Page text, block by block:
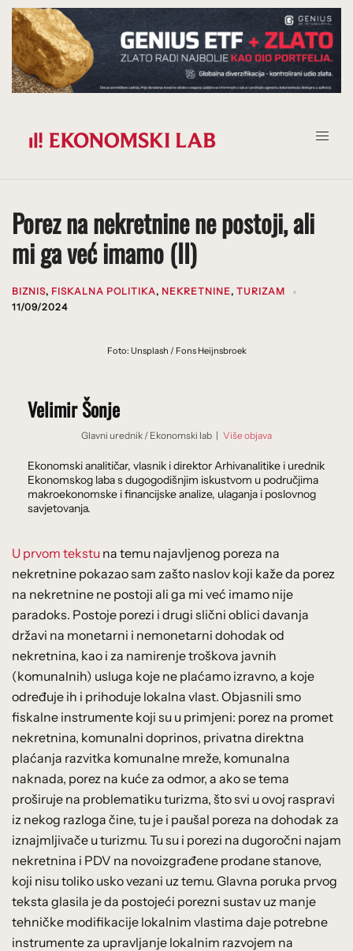
Prijeđi
na
sadržaj
Porez na nekretnine ne postoji, ali
mi ga već imamo (II)
BIZNIS, FISKALNA POLITIKA, NEKRETNINE, TURIZAM
11/09/2024
Foto: Unsplash / Fons Heijnsbroek
Velimir Šonje
Glavni urednik / Ekonomski lab | Više objava
Ekonomski analitičar, vlasnik i direktor Arhivanalitike i urednik
Ekonomskog laba s dugogodišnjim iskustvom u područjima
makroekonomske i financijske analize, ulaganja i poslovnog
savjetovanja.
U prvom tekstu na temu najavljenog poreza na
nekretnine pokazao sam zašto naslov koji kaže da porez
na nekretnine ne postoji ali ga mi već imamo nije
paradoks. Postoje porezi i drugi slični oblici davanja
državi na monetarni i nemonetarni dohodak od
nekretnina, kao i za namirenje troškova javnih
(komunalnih) usluga koje ne plaćamo izravno, a koje
određuje ih i prihoduje lokalna vlast. Objasnili smo
fiskalne instrumente koji su u primjeni: porez na promet
nekretnina, komunalni doprinos, privatna direktna
plaćanja razvitka komunalne mreže, komunalna
naknada, porez na kuće za odmor, a ako se tema
proširuje na problematiku turizma, što svi u ovoj raspravi
iz nekog razloga čine, tu je i paušal poreza na dohodak za
iznajmljivače u turizmu. Tu su i porezi na dugoročni najam
nekretnina i PDV na novoizgrađene prodane stanove,
koji nisu toliko usko vezani uz temu. Glavna poruka prvog
teksta glasila je da postojeći porezni sustav uz manje
tehničke modifikacije lokalnim vlastima daje potrebne
instrumente za upravljanje lokalnim razvojem na